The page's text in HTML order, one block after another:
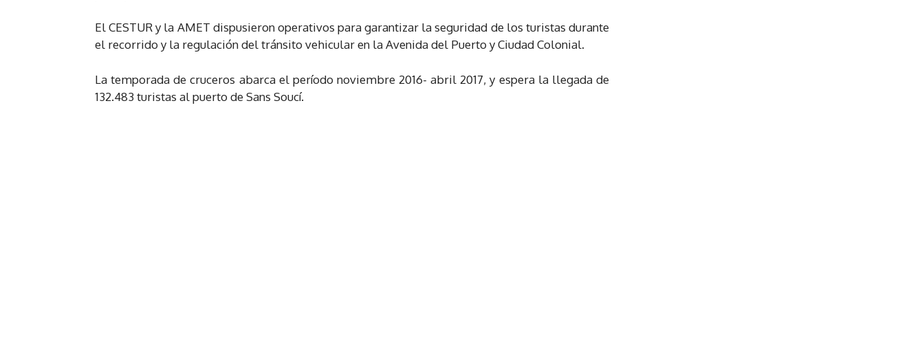
El CESTUR y la AMET dispusieron operativos para garantizar la seguridad de los turistas durante
el recorrido y la regulación del tránsito vehicular en la Avenida del Puerto y Ciudad Colonial.
La temporada de cruceros abarca el período noviembre 2016- abril 2017, y espera la llegada de
132.483 turistas al puerto de Sans Soucí.